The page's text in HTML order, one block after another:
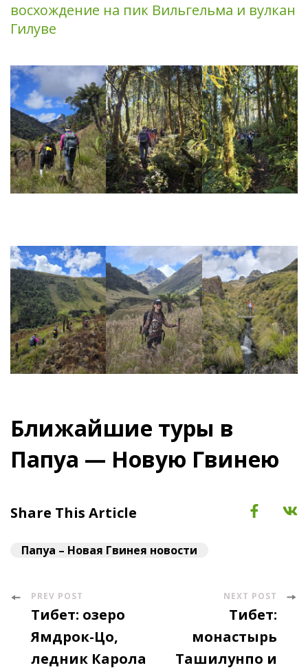
восхождение на пик Вильгельма и вулкан
Гилуве
Ближайшие туры в
Папуа — Новую Гвинею
Share This Article
Папуа – Новая Гвинея новости
Post
Navigation
PREV POST
Тибет: озеро
Ямдрок-Цо,
ледник Карола
NEXT POST
Тибет:
монастырь
Ташилунпо и